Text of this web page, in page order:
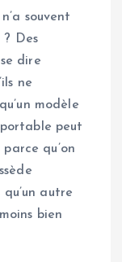
souvent
Des
dire
ne
modèle
peut
qu’on
autre
bien